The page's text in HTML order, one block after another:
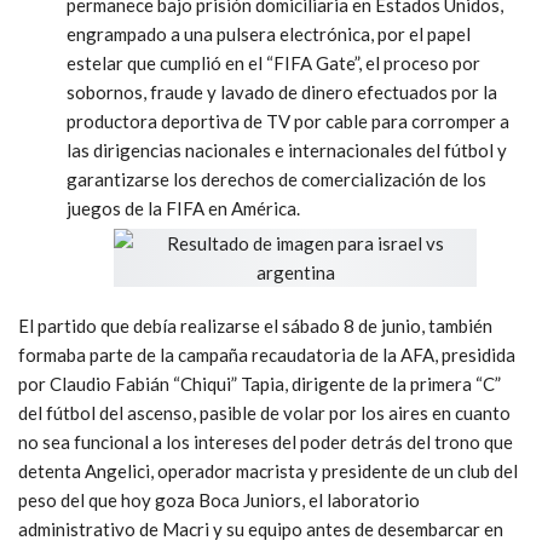
engrampado a una pulsera electrónica, por el papel
estelar que cumplió en el “FIFA Gate”, el proceso por
sobornos, fraude y lavado de dinero efectuados por la
productora deportiva de TV por cable para corromper a
las dirigencias nacionales e internacionales del fútbol y
garantizarse los derechos de comercialización de los
juegos de la FIFA en América.
El partido que debía realizarse el sábado 8 de junio, también
formaba parte de la campaña recaudatoria de la AFA, presidida
por Claudio Fabián “Chiqui” Tapia, dirigente de la primera “C”
del fútbol del ascenso, pasible de volar por los aires en cuanto
no sea funcional a los intereses del poder detrás del trono que
detenta Angelici, operador macrista y presidente de un club del
peso del que hoy goza Boca Juniors, el laboratorio
administrativo de Macri y su equipo antes de desembarcar en